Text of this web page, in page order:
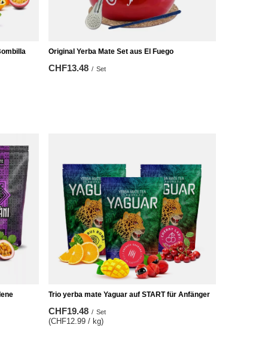
Original Yerba Mate Set aus El Fuego
CHF13.48 / Set
Trio yerba mate Yaguar auf START für Anfänger
CHF19.48 / Set
(CHF12.99 / kg)